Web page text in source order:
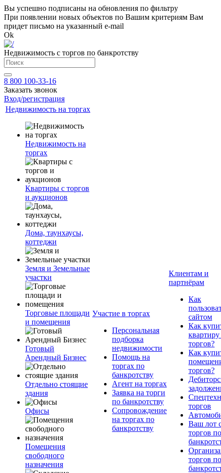
Вы успешно подписаны на обновления по фильтру
При появлении новых объектов по Вашим критериям Вам
придет письмо на указанный e-mail
Ok
Недвижимость с торгов по банкротству
8 800 100-33-16
Заказать звонок
Вход/регистрация
Недвижимость на торгах
Недвижимость на
торгах
Квартиры с торгов
и аукционов
Дома, таунхаусы,
коттеджи
Земля и Земельные
участки
Торговые площади
и помещения
Готовый
Арендный Бизнес
Отдельно стоящие
здания
Офисы
Помещения
свободного
назначения
Участие в торгах
Персональная
подборка
недвижимости
Помощь на
торгах по
банкротству
Агент на торгах
Заявка на торги
по банкротству
Сопровождение
на торгах по
банкротству
Клиентам и
партнёрам
Как
сайтом
Как
квартиру
торгов?
Как
торгов?
торгов
Ваш лот
торгов по
торгов по